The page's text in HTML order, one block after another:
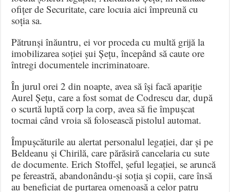
ofițer de Securitate, care locuia aici împreună cu
soția sa.
Pătrunși înăuntru, ei vor proceda cu multă grijă la
imobilizarea soției șui Șețu, începând să caute ore
întregi documentele incriminatoare.
În jurul orei 2 din noapte, avea să își facă apariție
Aurel Șețu, care a fost somat de Codrescu dar, după
o scurtă luptă corp la corp, avea să fie împușcat
tocmai când vroia să folosească pistolul automat.
Împușcăturile au alertat personalul legației, dar și pe
Beldeanu și Chirilă, care părăsiră cancelaria cu sute
de documente. Erich Stoffel, șeful legației, se aruncă
pe fereastră, abandonându-și soția și copii, care însă
au beneficiat de purtarea omenoasă a celor patru